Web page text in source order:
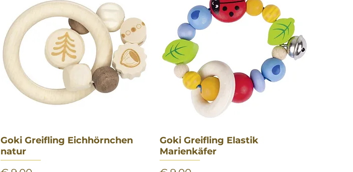
Schnellansicht
Goki Greifling Eichhörnchen
natur
Schnellansicht
Goki Greifling Elastik
Marienkäfer